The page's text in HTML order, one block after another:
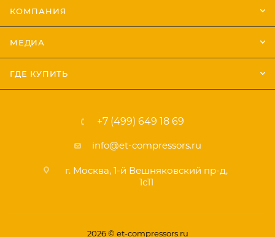
КОМПАНИЯ
МЕДИА
ГДЕ КУПИТЬ
+7 (499) 649 18 69
info@et-compressors.ru
г. Москва, 1-й Вешняковский пр-д,
1с11
2026 © et-compressors.ru